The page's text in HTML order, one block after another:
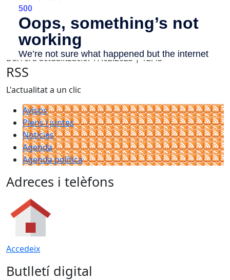
Facebook
X
Darrera actualització: 17.02.2023 | 12:43
RSS
L'actualitat a un clic
Avisos
Plens i juntes
Noticies
Agenda
Agenda política
Adreces i telèfons
Accedeix
Butlletí digital